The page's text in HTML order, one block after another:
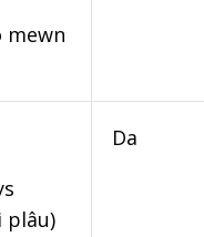
mewn
plâu)
Da